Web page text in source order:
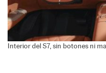
Interior del S7, sin botones ni